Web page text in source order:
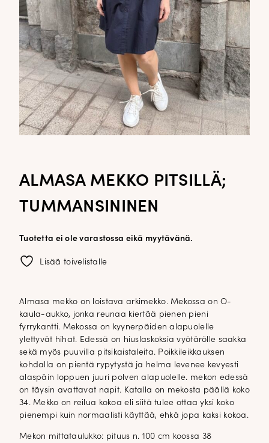
ALMASA MEKKO PITSILLÄ;
TUMMANSININEN
Tuotetta ei ole varastossa eikä myytävänä.
Lisää toivelistalle
Almasa mekko on loistava arkimekko. Mekossa on O-
kaula-aukko, jonka reunaa kiertää pienen pieni
fyrrykantti. Mekossa on kyynerpäiden alapuolelle
ylettyvät hihat. Edessä on hiuslaskoksia vyötärölle saakka
sekä myös puuvilla pitsikaistaleita. Poikkileikkauksen
kohdalla on pientä rypytystä ja helma levenee kevyesti
alaspäin loppuen juuri polven alapuolelle. mekon edessä
on täysin avattavat napit. Katalla on mekosta päällä koko
34. Mekko on reilua kokoa eli siitä tulee ottaa yksi koko
pienempi kuin normaalisti käyttää, ehkä jopa kaksi kokoa.
Mekon mittataulukko: pituus n. 100 cm koossa 38